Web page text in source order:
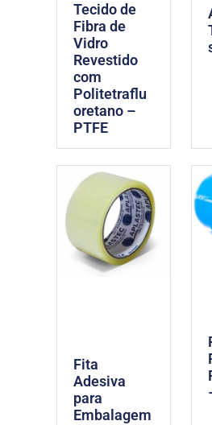
Tecido de
Fibra de
Vidro
Revestido
com
Politetraflu
oretano –
PTFE
Fita
Adesiva
para
Embalagem